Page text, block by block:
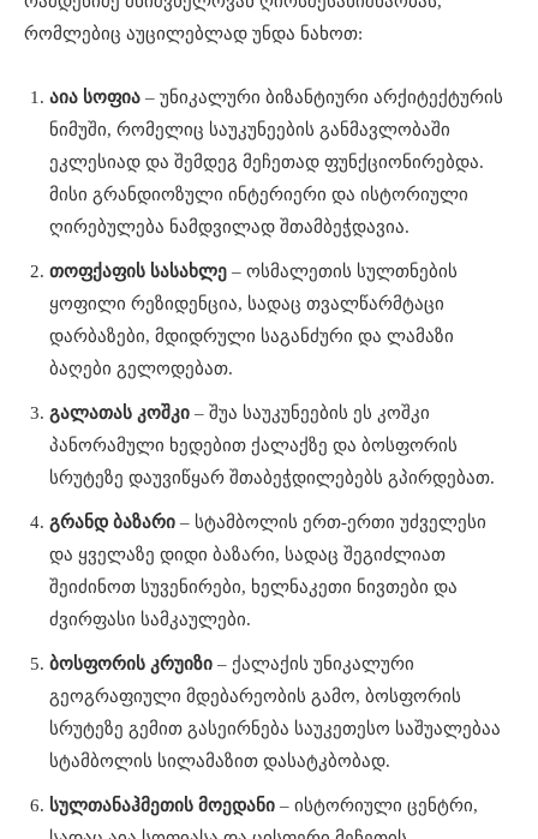
რომლებიც აუცილებლად უნდა ნახოთ:
აია სოფია – უნიკალური ბიზანტიური არქიტექტურის
ნიმუში, რომელიც საუკუნეების განმავლობაში
ეკლესიად და შემდეგ მეჩეთად ფუნქციონირებდა.
მისი გრანდიოზული ინტერიერი და ისტორიული
ღირებულება ნამდვილად შთამბეჭდავია.
თოფქაფის სასახლე – ოსმალეთის სულთნების
ყოფილი რეზიდენცია, სადაც თვალწარმტაცი
დარბაზები, მდიდრული საგანძური და ლამაზი
ბაღები გელოდებათ.
გალათას კოშკი – შუა საუკუნეების ეს კოშკი
პანორამული ხედებით ქალაქზე და ბოსფორის
სრუტეზე დაუვიწყარ შთაბეჭდილებებს გპირდებათ.
გრანდ ბაზარი – სტამბოლის ერთ-ერთი უძველესი
და ყველაზე დიდი ბაზარი, სადაც შეგიძლიათ
შეიძინოთ სუვენირები, ხელნაკეთი ნივთები და
ძვირფასი სამკაულები.
ბოსფორის კრუიზი – ქალაქის უნიკალური
გეოგრაფიული მდებარეობის გამო, ბოსფორის
სრუტეზე გემით გასეირნება საუკეთესო საშუალებაა
სტამბოლის სილამაზით დასატკბობად.
სულთანაჰმეთის მოედანი – ისტორიული ცენტრი,